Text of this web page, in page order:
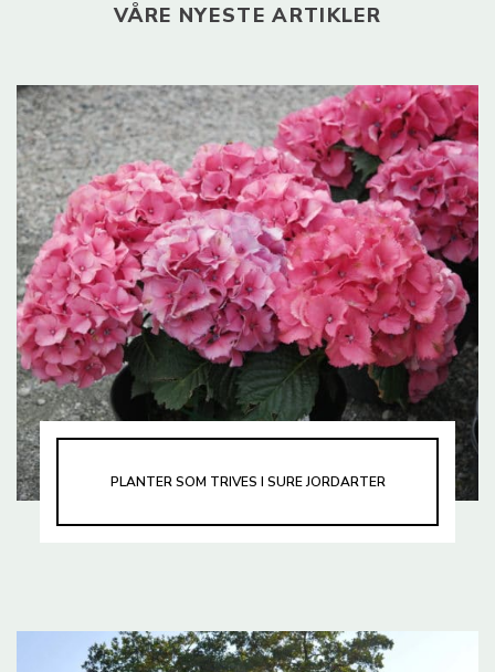
VÅRE NYESTE ARTIKLER
PLANTER SOM TRIVES I SURE JORDARTER